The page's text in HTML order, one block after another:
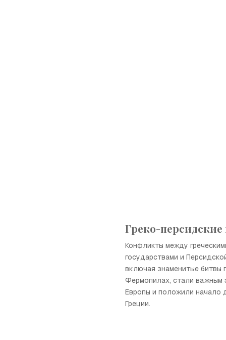
Греко-
Конфликты между
государствами и
включая знаменитые битвы
Фермопилах, стали важным
Европы и положили начало
Греции.